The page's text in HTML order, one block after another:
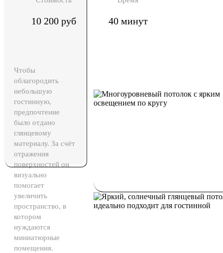
10 200 руб 40 минут
Чтобы
облагородить
небольшую
гостинную,
предпочтение
было отдано
глянцевому
материалу. За счёт
отражения
поверхностей он
визуально
помогает
увеличить
пространство, в
котором
нуждаются
миниатюрные
помещения.